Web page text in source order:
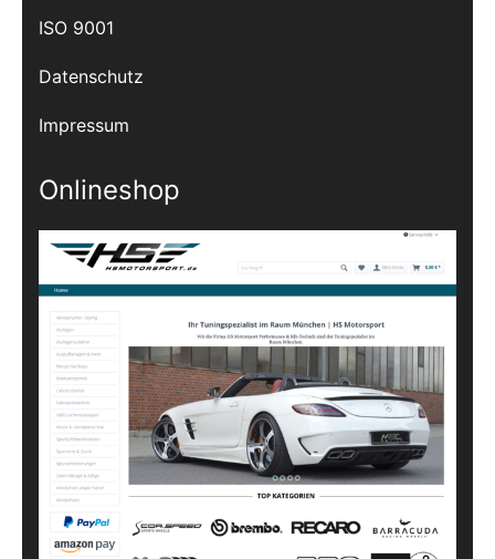
ISO 9001
Datenschutz
Impressum
Onlineshop